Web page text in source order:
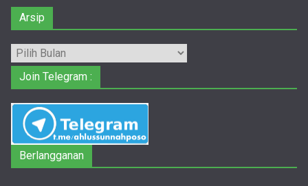
Arsip
Arsip
Join Telegram :
Berlangganan